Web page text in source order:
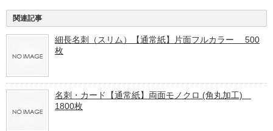
関連記事
細長名刺（スリム）【通常紙】片面フルカラー 500
枚
名刺・カード【通常紙】両面モノクロ (角丸加工)
1800枚